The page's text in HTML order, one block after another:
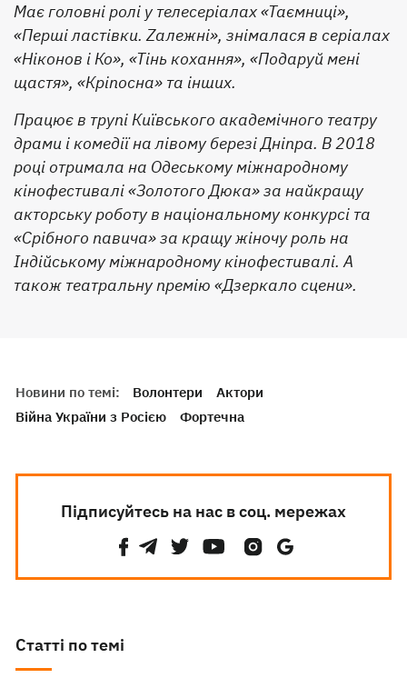
Має головні ролі у телесеріалах «Таємниці»,
«Перші ластівки. Zалежні», знімалася в серіалах
«Ніконов і Ко», «Тінь кохання», «Подаруй мені
щастя», «Кріпосна» та інших.
Працює в трупі Київського академічного театру
драми і комедії на лівому березі Дніпра. В 2018
році отримала на Одеському міжнародному
кінофестивалі «Золотого Дюка» за найкращу
акторську роботу в національному конкурсі та
«Срібного павича» за кращу жіночу роль на
Індійському міжнародному кінофестивалі. А
також театральну премію «Дзеркало сцени».
Новини по темі: Волонтери
Актори
Війна України з Росією
Фортечна
Підписуйтесь на нас в соц. мережах
Статті по темі